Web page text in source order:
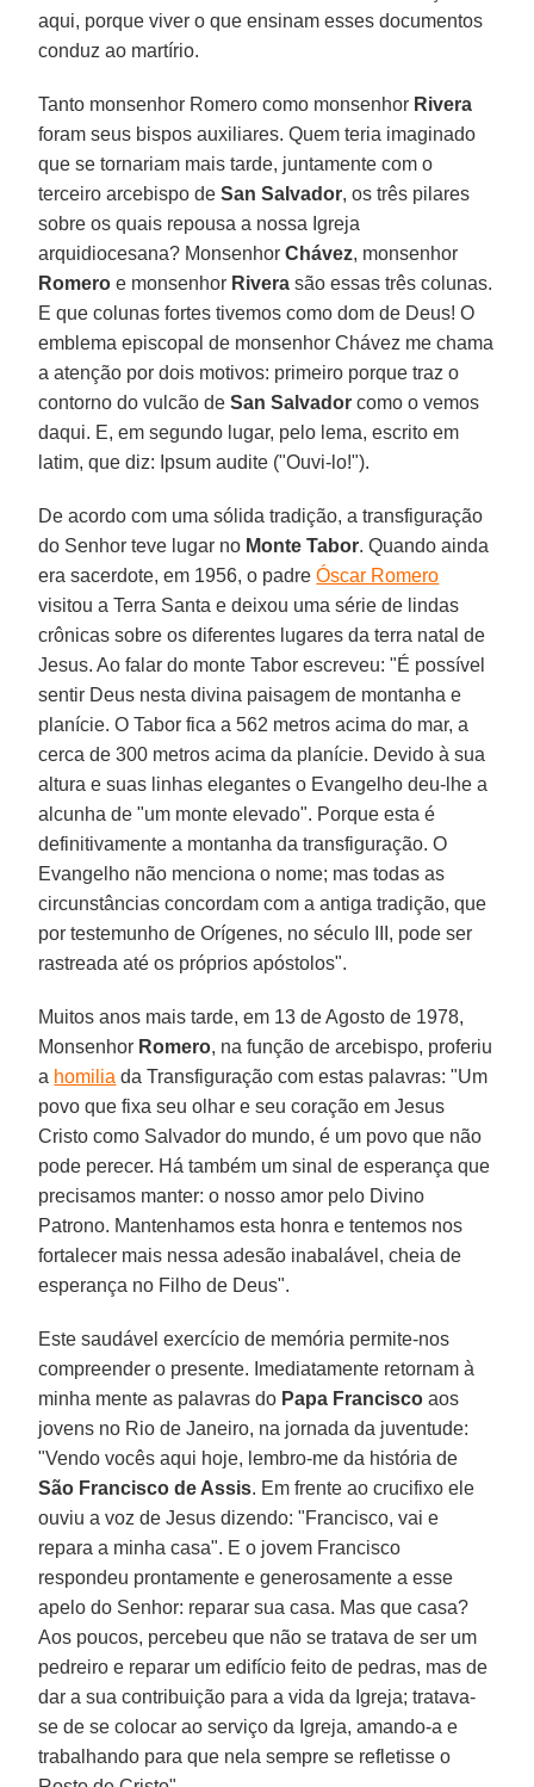
aqui, porque viver o que ensinam esses documentos
conduz ao martírio.
Tanto monsenhor Romero como monsenhor Rivera
foram seus bispos auxiliares. Quem teria imaginado
que se tornariam mais tarde, juntamente com o
terceiro arcebispo deSan Salvador, os três pilares
sobre os quais repousa a nossa Igreja
arquidiocesana? MonsenhorChávez, monsenhor
Romero e monsenhor Rivera são essas três colunas.
E que colunas fortes tivemos como dom de Deus! O
emblema episcopal de monsenhor Chávez me chama
a atenção por dois motivos: primeiro porque traz o
contorno do vulcão deSan Salvador como o vemos
daqui. E, em segundo lugar, pelo lema, escrito em
latim, que diz: Ipsum audite ("Ouvi-lo!").
De acordo com uma sólida tradição, a transfiguração
do Senhor teve lugar no Monte Tabor. Quando ainda
era sacerdote, em 1956, o padreÓscar Romero
visitou a Terra Santa e deixou uma série de lindas
crônicas sobre os diferentes lugares da terra natal de
Jesus. Ao falar do monte Tabor escreveu: "É possível
sentir Deus nesta divina paisagem de montanha e
planície. O Tabor fica a 562 metros acima do mar, a
cerca de 300 metros acima da planície. Devido à sua
altura e suas linhas elegantes o Evangelho deu-lhe a
alcunha de "um monte elevado". Porque esta é
definitivamente a montanha da transfiguração. O
Evangelho não menciona o nome; mas todas as
circunstâncias concordam com a antiga tradição, que
por testemunho de Orígenes, no século III, pode ser
rastreada até os próprios apóstolos".
Muitos anos mais tarde, em 13 de Agosto de 1978,
Monsenhor Romero, na função de arcebispo, proferiu
a homilia da Transfiguração com estas palavras: "Um
povo que fixa seu olhar e seu coração em Jesus
Cristo como Salvador do mundo, é um povo que não
pode perecer. Há também um sinal de esperança que
precisamos manter: o nosso amor pelo Divino
Patrono. Mantenhamos esta honra e tentemos nos
fortalecer mais nessa adesão inabalável, cheia de
esperança no Filho de Deus".
Este saudável exercício de memória permite-nos
compreender o presente. Imediatamente retornam à
minha mente as palavras do Papa Francisco aos
jovens no Rio de Janeiro, na jornada da juventude:
"Vendo vocês aqui hoje, lembro-me da história de
São Francisco de Assis. Em frente ao crucifixo ele
ouviu a voz de Jesus dizendo: "Francisco, vai e
repara a minha casa". E o jovem Francisco
respondeu prontamente e generosamente a esse
apelo do Senhor: reparar sua casa. Mas que casa?
Aos poucos, percebeu que não se tratava de ser um
pedreiro e reparar um edifício feito de pedras, mas de
dar a sua contribuição para a vida da Igreja; tratava-
se de se colocar ao serviço da Igreja, amando-a e
trabalhando para que nela sempre se refletisse o